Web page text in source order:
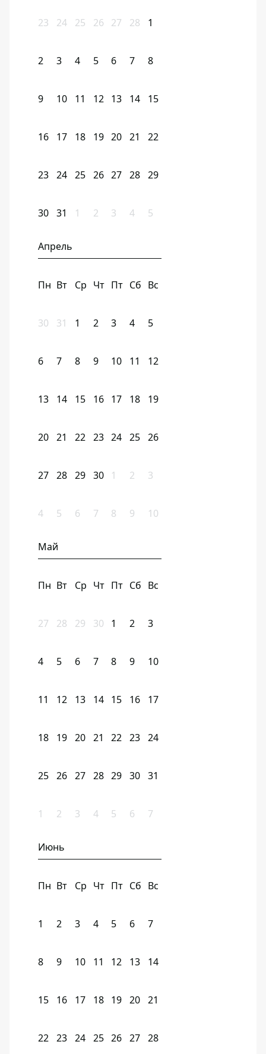
23 24 25 26 27 28 1
2 3 4 5 6 7 8
9 10 11 12 13 14 15
16 17 18 19 20 21 22
23 24 25 26 27 28 29
30 31 1 2 3 4 5
Апрель
Пн Вт Ср Чт Пт Сб Вс
30 31 1 2 3 4 5
6 7 8 9 10 11 12
13 14 15 16 17 18 19
20 21 22 23 24 25 26
27 28 29 30 1 2 3
4 5 6 7 8 9 10
Май
Пн Вт Ср Чт Пт Сб Вс
27 28 29 30 1 2 3
4 5 6 7 8 9 10
11 12 13 14 15 16 17
18 19 20 21 22 23 24
25 26 27 28 29 30 31
1 2 3 4 5 6 7
Июнь
Пн Вт Ср Чт Пт Сб Вс
1 2 3 4 5 6 7
8 9 10 11 12 13 14
15 16 17 18 19 20 21
22 23 24 25 26 27 28